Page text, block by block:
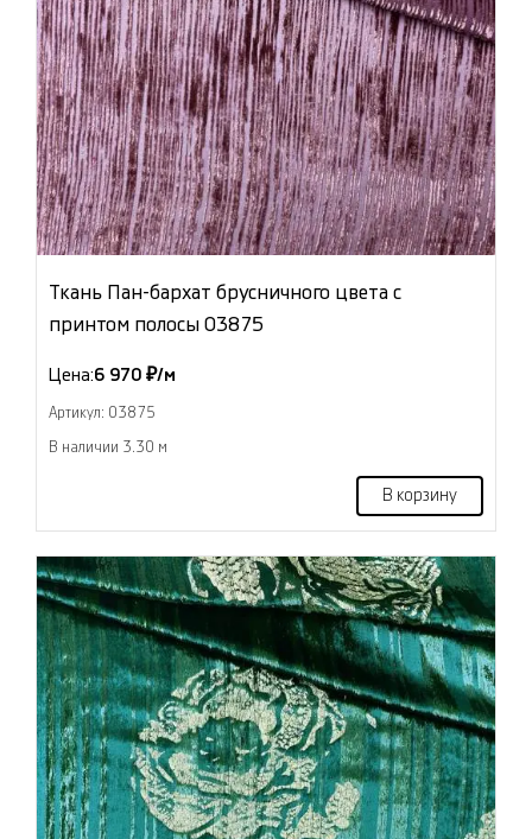
Ткань Пан-бархат брусничного цвета с
принтом полосы 03875
Цена:6 970 ₽/м
Артикул: 03875
В наличии 3.30 м
В корзину